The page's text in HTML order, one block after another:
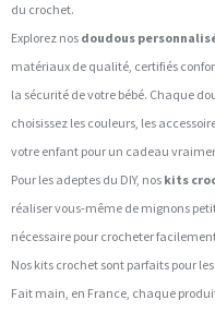
du crochet.
Explorez nos doudous
matériaux de qualité, certifiés
la sécurité de votre bébé. Chaque
choisissez les couleurs, les
votre enfant pour un cadeau
Pour les adeptes du DIY, nos kits
réaliser vous-même de mignons
nécessaire pour crocheter
Nos kits crochet sont parfaits pour
Fait main, en France, chaque